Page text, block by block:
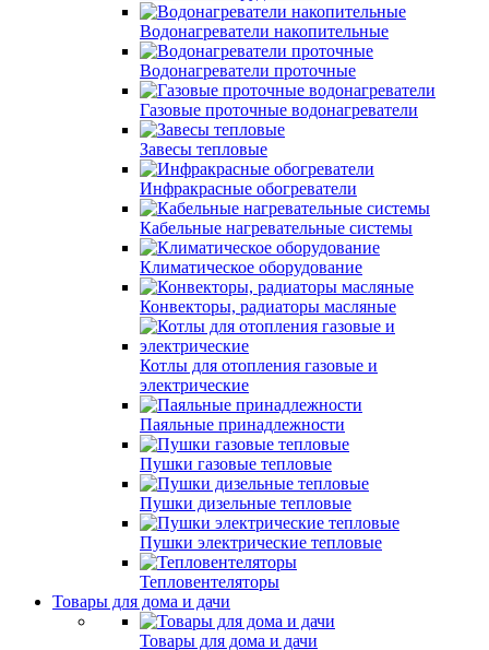
Водонагреватели накопительные
Водонагреватели проточные
Газовые проточные водонагреватели
Завесы тепловые
Инфракрасные обогреватели
Кабельные нагревательные системы
Климатическое оборудование
Конвекторы, радиаторы масляные
Котлы для отопления газовые и
электрические
Паяльные принадлежности
Пушки газовые тепловые
Пушки дизельные тепловые
Пушки электрические тепловые
Тепловентеляторы
Товары для дома и дачи
Товары для дома и дачи